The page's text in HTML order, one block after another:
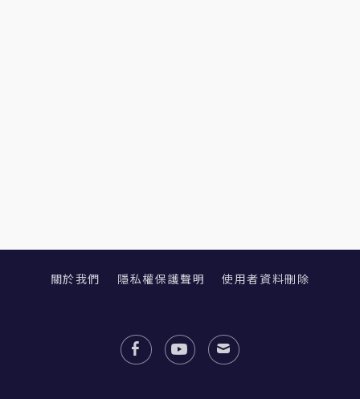
關於我們 隱私權保護聲明 使用者資料刪除